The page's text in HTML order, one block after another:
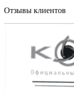
Отзывы клиентов